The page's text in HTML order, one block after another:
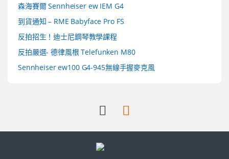
森海賽爾 Sennheiser ew IEM G4
到貨通知 – RME Babyface Pro FS
反拍招生！迪士尼鋼琴教學課程
反拍嚴選- 德律風根 Telefunken M80
Sennheiser ew100 G4-945無線手握麥克風